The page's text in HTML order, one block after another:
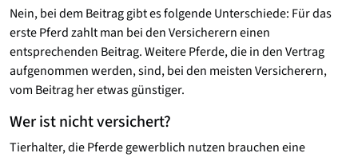
Nein, bei dem Beitrag gibt es folgende Unterschiede: Für das
erste Pferd zahlt man bei den Versicherern einen
entsprechenden Beitrag. Weitere Pferde, die in den Vertrag
aufgenommen werden, sind, bei den meisten Versicherern,
vom Beitrag her etwas günstiger.
Wer ist nicht versichert?
Tierhalter, die Pferde gewerblich nutzen brauchen eine